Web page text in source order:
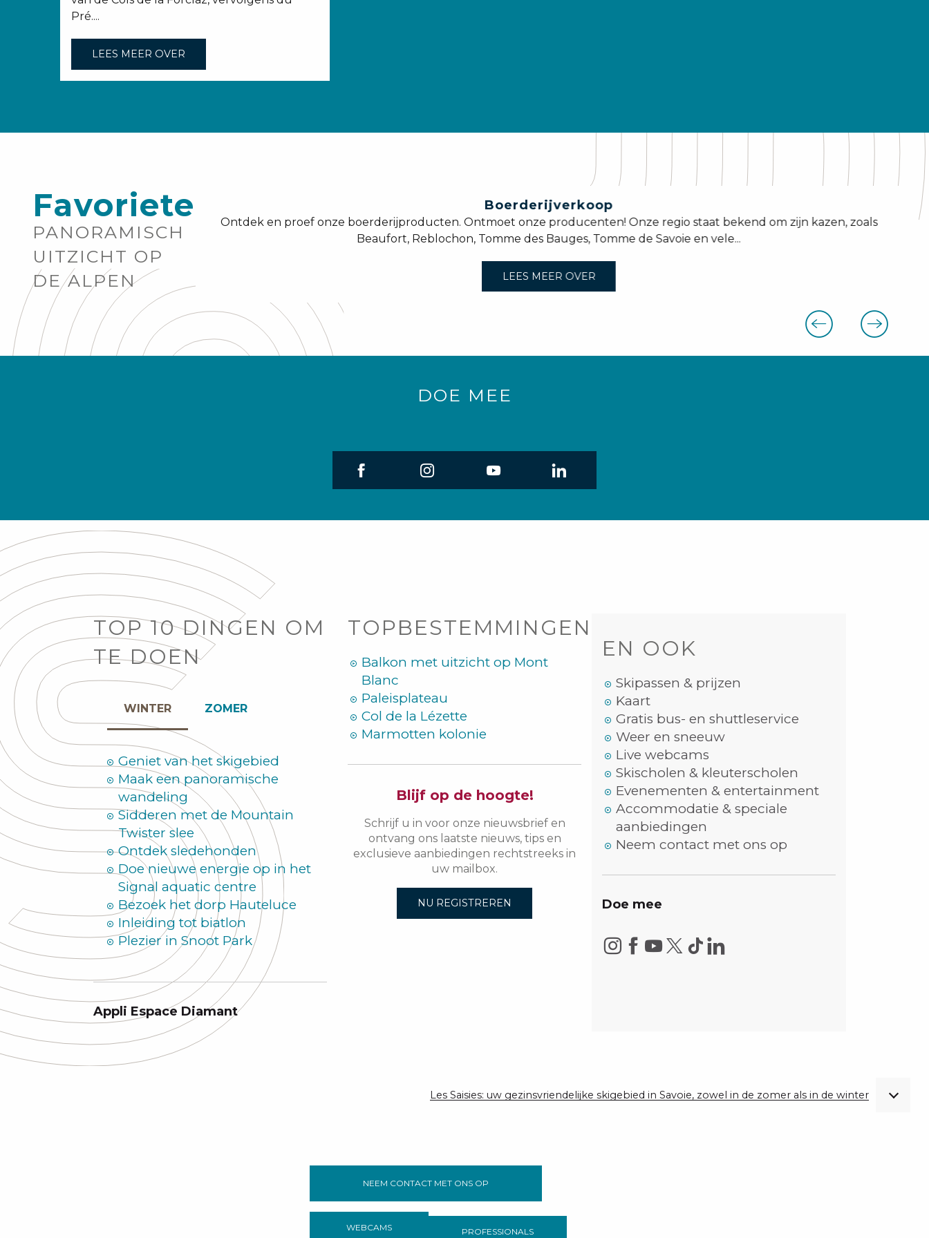
Pré....
LEES MEER OVER
Favorieten
PANORAMISCH
UITZICHT OP
DE ALPEN
Boerderijverkoop
Ontdek en proef onze boerderijproducten. Ontmoet onze producenten! Onze regio staat bekend om zijn kazen, zoals
Beaufort, Reblochon, Tomme des Bauges, Tomme de Savoie en vele...
LEES MEER OVER
DOE MEE
TOP 10 DINGEN OM
TE DOEN
WINTER ZOMER
Geniet van het skigebied
Maak een panoramische
wandeling
Sidderen met de Mountain
Twister slee
Ontdek sledehonden
Doe nieuwe energie op in het
Signal aquatic centre
Bezoek het dorp Hauteluce
Inleiding tot biatlon
Plezier in Snoot Park
Appli Espace Diamant
TOPBESTEMMINGEN
Balkon met uitzicht op Mont
Blanc
Paleisplateau
Col de la Lézette
Marmotten kolonie
Blijf op de hoogte!
Schrijf u in voor onze nieuwsbrief en
ontvang ons laatste nieuws, tips en
exclusieve aanbiedingen rechtstreeks in
uw mailbox.
NU REGISTREREN
EN OOK
Skipassen & prijzen
Kaart
Gratis bus- en shuttleservice
Weer en sneeuw
Live webcams
Skischolen & kleuterscholen
Evenementen & entertainment
Accommodatie & speciale
aanbiedingen
Neem contact met ons op
Doe mee
Les Saisies: uw gezinsvriendelijke skigebied in Savoie, zowel in de zomer als in de winter
NEEM CONTACT MET ONS OP
WEBCAMS PROFESSIONALS